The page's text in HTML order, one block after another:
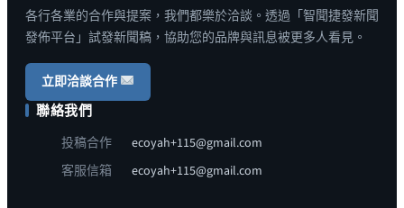
各行各業的合作與提案，我們都樂於洽談。透過「智聞捷發新聞
發佈平台」試發新聞稿，協助您的品牌與訊息被更多人看見。
立即洽談合作
聯絡我們
投稿合作
ecoyah+115@gmail.com
客服信箱
ecoyah+115@gmail.com